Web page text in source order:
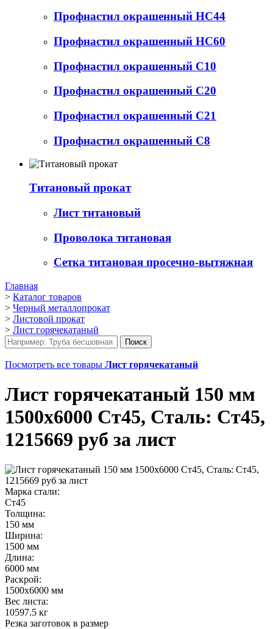
Профнастил окрашенный НС44
Профнастил окрашенный НС60
Профнастил окрашенный С10
Профнастил окрашенный С20
Профнастил окрашенный С21
Профнастил окрашенный С8
Титановый прокат
Лист титановый
Проволока титановая
Сетка титановая просечно-вытяжная
Главная
> Каталог товаров
> Черный металлопрокат
> Листовой прокат
> Лист горячекатаный
Посмотреть все товары Лист горячекатаный
Лист горячекатаный 150 мм
1500х6000 Ст45, Сталь: Ст45,
1215669 руб за лист
Марка стали:
Ст45
Толщина:
150 мм
Ширина:
1500 мм
Длина:
6000 мм
Раскрой:
1500х6000 мм
Вес листа:
10597.5 кг
Резка заготовок в размер